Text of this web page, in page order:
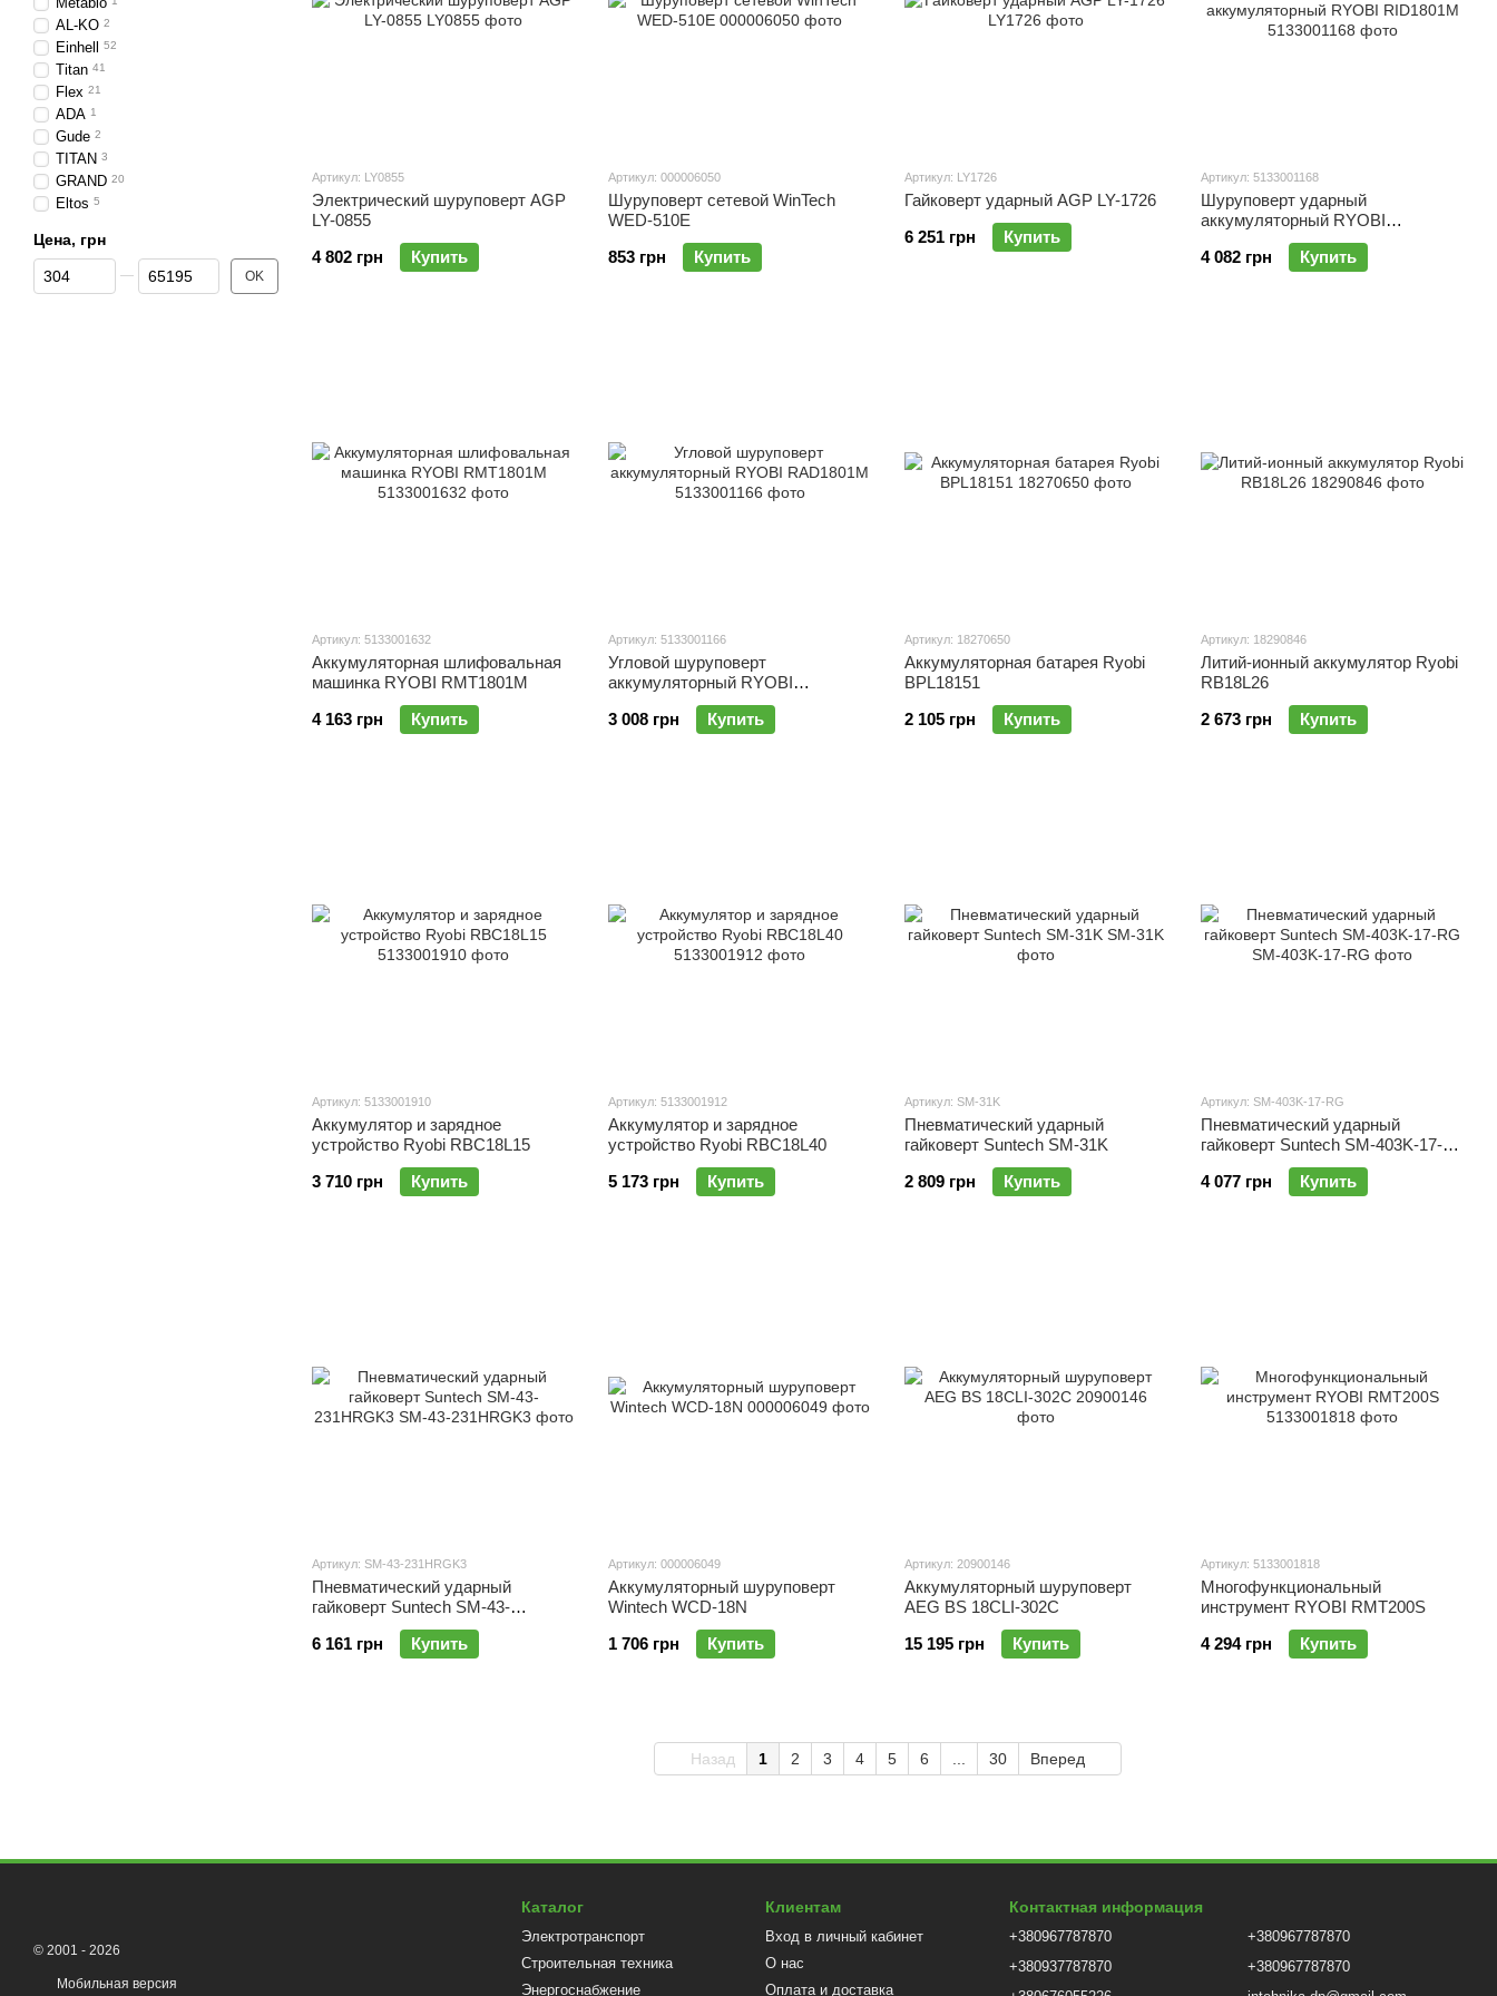
Артикул: LY0855
Электрический шуруповерт AGP
LY-0855
4 802 грн
Купить
Артикул: 000006050
Шуруповерт сетевой WinTech
WED-510E
853 грн
Купить
Артикул: LY1726
Гайковерт ударный AGP LY-1726
6 251 грн
Купить
Артикул: 5133001168
Шуруповерт ударный
аккумуляторный RYOBI
4 082 грн
Купить
Артикул: 5133001632
Аккумуляторная шлифовальная
машинка RYOBI RMT1801M
4 163 грн
Купить
Артикул: 5133001166
Угловой шуруповерт
аккумуляторный RYOBI
3 008 грн
Купить
Артикул: 18270650
Аккумуляторная батарея Ryobi
BPL18151
2 105 грн
Купить
Артикул: 18290846
Литий-ионный аккумулятор Ryobi
RB18L26
2 673 грн
Купить
Артикул: 5133001910
Аккумулятор и зарядное
устройство Ryobi RBC18L15
3 710 грн
Купить
Артикул: 5133001912
Аккумулятор и зарядное
устройство Ryobi RBC18L40
5 173 грн
Купить
Артикул: SM-31K
Пневматический ударный
гайковерт Suntech SM-31K
2 809 грн
Купить
Артикул: SM-403K-17-RG
Пневматический ударный
гайковерт Suntech SM-403K-17-
4 077 грн
Купить
Артикул: SM-43-231HRGK3
Пневматический ударный
гайковерт Suntech SM-43-
6 161 грн
Купить
Артикул: 000006049
Аккумуляторный шуруповерт
Wintech WCD-18N
1 706 грн
Купить
Артикул: 20900146
Аккумуляторный шуруповерт
AEG BS 18CLI-302C
15 195 грн
Купить
Артикул: 5133001818
Многофункциональный
инструмент RYOBI RMT200S
4 294 грн
Купить
Назад 1 2 3 4 5 6 30 Вперед
AL-KO 2
Einhell 52
Titan 41
Flex 21
ADA 1
Gude 2
TITAN 3
GRAND 20
Eltos 5
Цена, грн
От Цена, грн
До Цена, грн OK
© 2001 - 2026
Мобильная версия
Каталог
Электротранспорт
Строительная техника
Энергоснабжение
Клиентам
Вход в личный кабинет
О нас
Оплата и доставка
Контактная информация
+380967787870
+380937787870
+380967787870
+380967787870